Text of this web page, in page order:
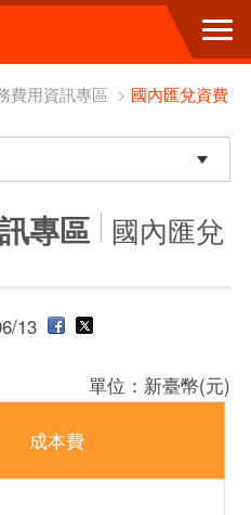
費用資訊專區 > 國內匯兌資費
專區 國內匯兌
13
單位：新臺幣(元)
成本費